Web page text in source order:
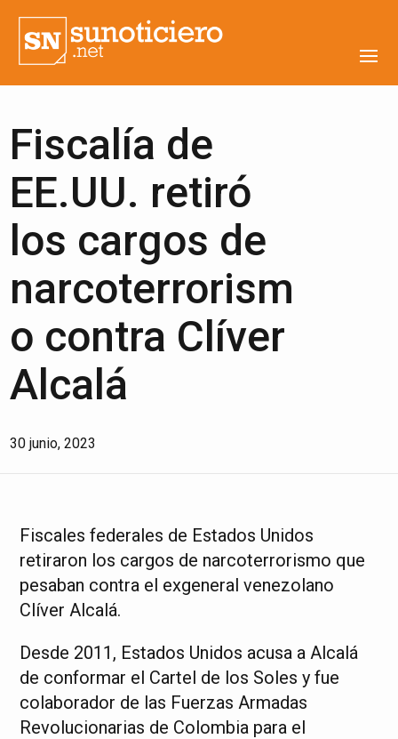
Fiscalía de
EE.UU. retiró
los cargos de
narcoterrorism
o contra Clíver
Alcalá
30 junio, 2023
Fiscales federales de Estados Unidos
retiraron los cargos de narcoterrorismo que
pesaban contra el exgeneral venezolano
Clíver Alcalá.
Desde 2011, Estados Unidos acusa a Alcalá
de conformar el Cartel de los Soles y fue
colaborador de las Fuerzas Armadas
Revolucionarias de Colombia para el